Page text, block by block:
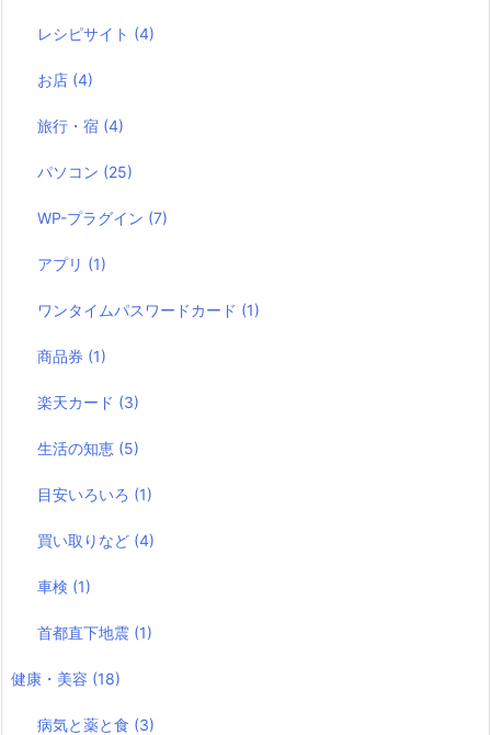
レシピサイト (4)
お店 (4)
旅行・宿 (4)
パソコン (25)
WP-プラグイン (7)
アプリ (1)
ワンタイムパスワードカード (1)
商品券 (1)
楽天カード (3)
生活の知恵 (5)
目安いろいろ (1)
買い取りなど (4)
車検 (1)
首都直下地震 (1)
健康・美容 (18)
病気と薬と食 (3)